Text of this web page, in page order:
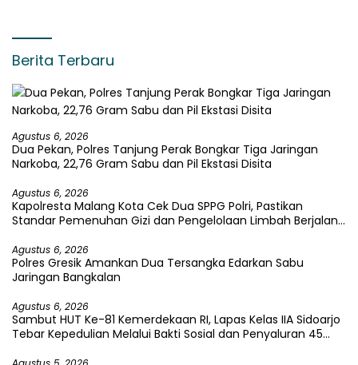
Berita Terbaru
Agustus 6, 2026
Dua Pekan, Polres Tanjung Perak Bongkar Tiga Jaringan
Narkoba, 22,76 Gram Sabu dan Pil Ekstasi Disita
Agustus 6, 2026
Kapolresta Malang Kota Cek Dua SPPG Polri, Pastikan
Standar Pemenuhan Gizi dan Pengelolaan Limbah Berjalan
Agustus 6, 2026
Polres Gresik Amankan Dua Tersangka Edarkan Sabu
Jaringan Bangkalan
Agustus 6, 2026
Sambut HUT Ke-81 Kemerdekaan RI, Lapas Kelas IIA Sidoarjo
Tebar Kepedulian Melalui Bakti Sosial dan Penyaluran 45